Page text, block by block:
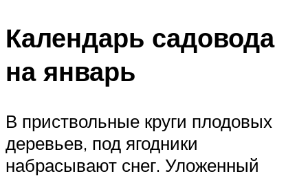
Календарь садовода
на январь
В приствольные круги плодовых
деревьев, под ягодники
набрасывают снег. Уложенный